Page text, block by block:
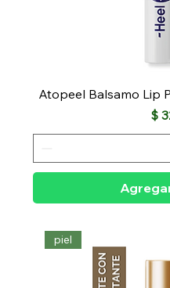
Atopeel Balsamo Lip
$
piel